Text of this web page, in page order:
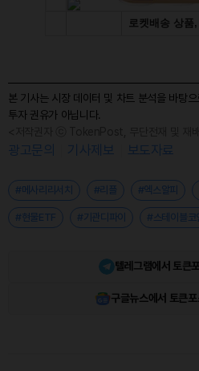
본 기사는 시장 데이터 및 차트 분석을 바탕
투자 권유가 아닙니다.
광고문의 기사제보 보도자료
#메사리리서치 #리플 #엑스알피
#현물ETF #기관디파이 #스테이블코
텔레그램에서 토큰
구글뉴스에서 토큰포